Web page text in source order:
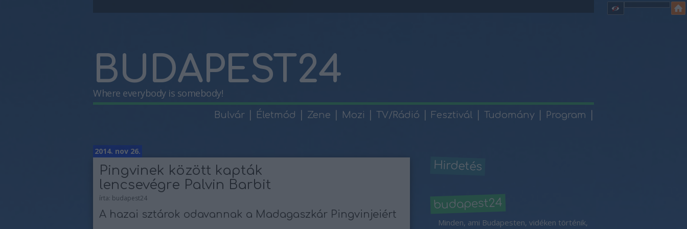
BUDAPEST24
Where everybody is somebody!
Bulvár Életmód Zene Mozi TV/Rádió Fesztivál Tudomány Program
2014. nov 26.
Pingvinek között kapták
lencsevégre Palvin Barbit
írta: budapest24
A hazai sztárok odavannak a Madagaszkár Pingvinjeiért
Hirdetés
budapest24
Minden, ami Budapesten, vidéken történik,